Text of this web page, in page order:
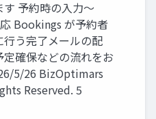
予約時の入力～
Bookings が予約者
行う完了メールの配
確保などの流れをお
5/26 BizOptimars
Reserved. 5